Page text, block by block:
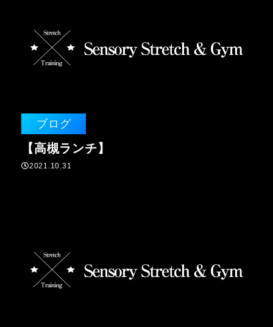
ブログ
【高槻ランチ】
2021.10.31